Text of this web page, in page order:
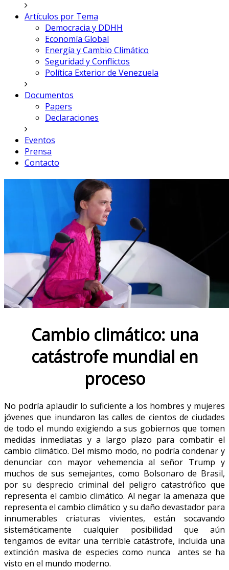
Artículos por Tema
Democracia y DDHH
Economía Global
Energía y Cambio Climático
Seguridad y Conflictos
Política Exterior de Venezuela
Documentos
Papers
Declaraciones
Eventos
Prensa
Contacto
Cambio climático: una
catástrofe mundial en
proceso
No podría aplaudir lo suficiente a los hombres y mujeres
jóvenes que inundaron las calles de cientos de ciudades
de todo el mundo exigiendo a sus gobiernos que tomen
medidas inmediatas y a largo plazo para combatir el
cambio climático. Del mismo modo, no podría condenar y
denunciar con mayor vehemencia al señor Trump y
muchos de sus semejantes, como Bolsonaro de Brasil,
por su desprecio criminal del peligro catastrófico que
representa el cambio climático. Al negar la amenaza que
representa el cambio climático y su daño devastador para
innumerables criaturas vivientes, están socavando
sistemáticamente cualquier posibilidad que aún
tengamos de evitar una terrible catástrofe, incluida una
extinción masiva de especies como nunca antes se ha
visto en el mundo moderno.